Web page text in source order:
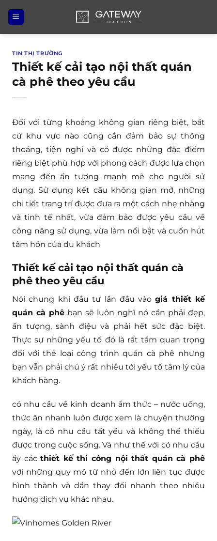
qua
nội
TIN THỊ TRƯỜNG
Thiết kế cải tạo nội thất quán
cà phê theo yêu cầu
Đối với từng khoảng không gian riêng biệt, bất
cứ khu vực nào cũng cần đảm bảo sự thông
thoáng, tiện nghi và có được những đặc điểm
riêng biệt phù hợp với phong cách được lựa chọn
mang đến ấn tượng mạnh mẽ cho người sử
dụng. Sử dụng kết cấu không gian mở, những
chi tiết trang trí được đưa ra một cách nhẹ nhàng
và tinh tế nhất, vừa đảm bảo được yêu cầu về
công năng sử dụng, vừa làm nổi bật và cuốn hút
tâm hồn của du khách
Thiết kế cải tạo nội thất quán cà
phê theo yêu cầu
Nói chung khi đầu tư lần đầu vàogiá thiết kế
quán cà phê bạn sẽ luôn nghĩ nó cần phải đẹp,
ấn tượng, sành điệu và phải hết sức đặc biệt.
Thực sự những yếu tố đó là rất tầm quan trọng
đối với thể loại công trình quán cà phê nhưng
bạn vẫn phải chú ý rất nhiều tới yếu tố tâm lý của
khách hàng.
có nhu cầu về kinh doanh ẩm thức – nước uống,
thức ăn nhanh luôn được xem là chuyện thường
ngày, là có nhu cầu tất yếu và không thể thiếu
được trong cuộc sống. Và như thế với có nhu cầu
ấy cácthiết kế thi công nội thất quán cà phê
với những quy mô từ nhỏ đến lớn liên tục được
hình thành và dần thay đổi nhanh theo nhiều
hướng dịch vụ khác nhau.